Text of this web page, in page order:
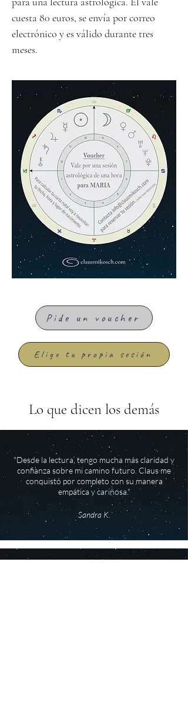
cuesta 80 euros, se envía por correo
electrónico y es válido durante tres
meses.
Pide un voucher
Elige tu propia sesión
Lo que dicen los demás
"Desde la lectura, tengo mucha más claridad y
confianza sobre mi camino futuro. Claus me
conquistó por completo con su manera
empática y cariñosa."
Sandra K.